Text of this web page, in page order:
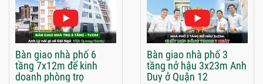
Bàn giao nhà phố 6
tầng 7x12m để kinh
doanh phòng trọ
Bàn giao nhà phố 3
tầng nở hậu 3x23m Anh
Duy ở Quận 12